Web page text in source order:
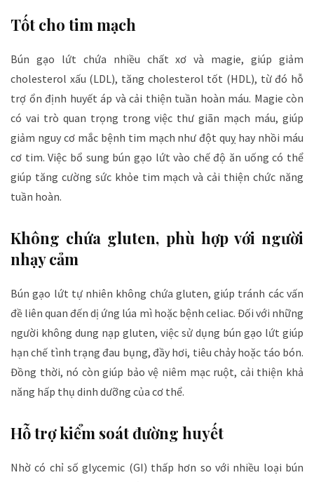
Tốt cho tim mạch
Bún gạo lứt chứa nhiều chất xơ và magie, giúp giảm
cholesterol xấu (LDL), tăng cholesterol tốt (HDL), từ đó hỗ
trợ ổn định huyết áp và cải thiện tuần hoàn máu. Magie còn
có vai trò quan trọng trong việc thư giãn mạch máu, giúp
giảm nguy cơ mắc bệnh tim mạch như đột quỵ hay nhồi máu
cơ tim. Việc bổ sung bún gạo lứt vào chế độ ăn uống có thể
giúp tăng cường sức khỏe tim mạch và cải thiện chức năng
tuần hoàn.
Không chứa gluten, phù hợp với người
nhạy cảm
Bún gạo lứt tự nhiên không chứa gluten, giúp tránh các vấn
đề liên quan đến dị ứng lúa mì hoặc bệnh celiac. Đối với những
người không dung nạp gluten, việc sử dụng bún gạo lứt giúp
hạn chế tình trạng đau bụng, đầy hơi, tiêu chảy hoặc táo bón.
Đồng thời, nó còn giúp bảo vệ niêm mạc ruột, cải thiện khả
năng hấp thụ dinh dưỡng của cơ thể.
Hỗ trợ kiểm soát đường huyết
Nhờ có chỉ số glycemic (GI) thấp hơn so với nhiều loại bún